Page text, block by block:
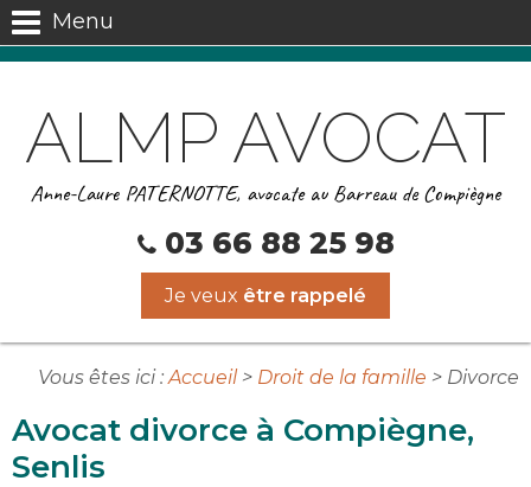
Menu
ALMP AVOCAT
Anne-Laure PATERNOTTE, avocate au Barreau de Compiègne
03 66 88 25 98
Je veux être rappelé
Vous êtes ici : Accueil> Droit de la famille > Divorce
Avocat divorce à Compiègne,
Senlis